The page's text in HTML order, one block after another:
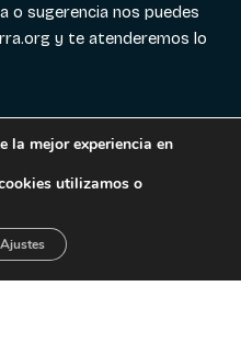
o sugerencia nos puedes
y te atenderemos lo
la mejor experiencia en
utilizamos o
Ajustes